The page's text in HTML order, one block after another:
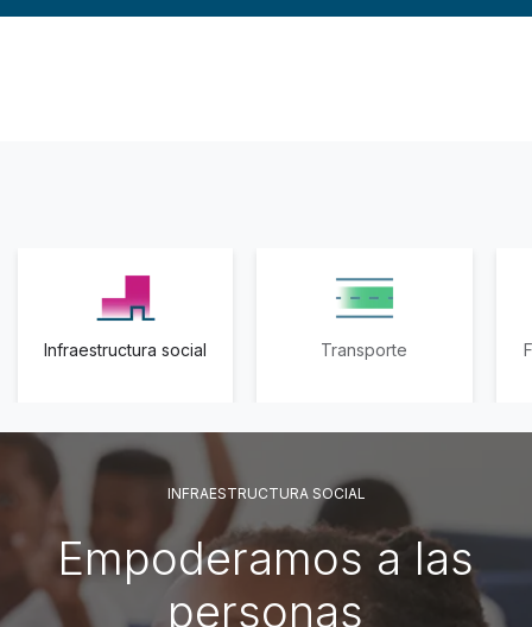
Infraestructura social Transporte
INFRAESTRUCTURA SOCIAL
Empoderamos a las
personas